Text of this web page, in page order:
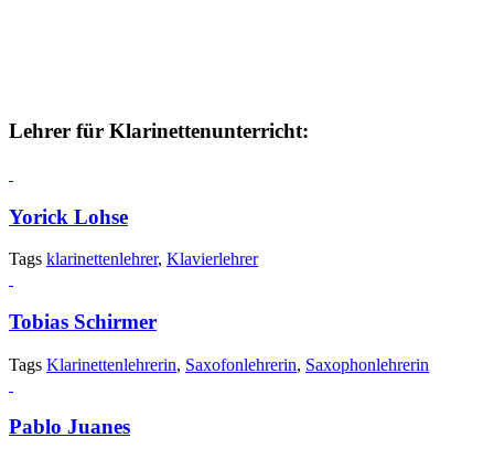
Lehrer für Klarinettenunterricht:
Yorick Lohse
Tags klarinettenlehrer, Klavierlehrer
Tobias Schirmer
Tags Klarinettenlehrerin, Saxofonlehrerin, Saxophonlehrerin
Pablo Juanes